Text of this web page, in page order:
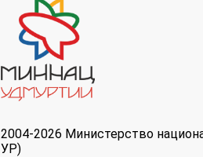
2004-2026 Министерство
УР)